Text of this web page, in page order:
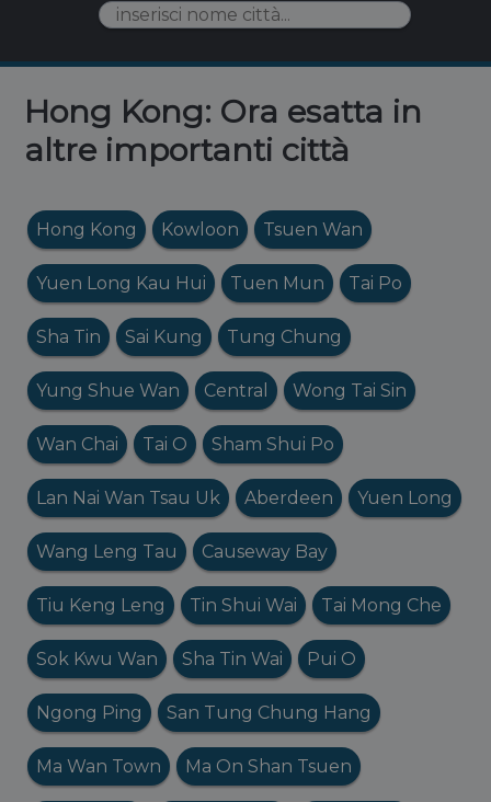
Hong Kong: Ora esatta in
altre importanti città
Hong Kong Kowloon Tsuen Wan
Yuen Long Kau Hui Tuen Mun Tai Po
Sha Tin Sai Kung Tung Chung
Yung Shue Wan Central Wong Tai Sin
Wan Chai Tai O Sham Shui Po
Lan Nai Wan Tsau Uk Aberdeen Yuen Long
Wang Leng Tau Causeway Bay
Tiu Keng Leng Tin Shui Wai Tai Mong Che
Sok Kwu Wan Sha Tin Wai Pui O
Ngong Ping San Tung Chung Hang
Ma Wan Town Ma On Shan Tsuen